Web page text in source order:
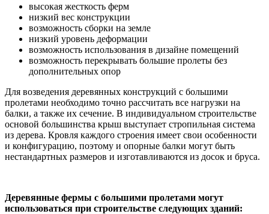
высокая жесткость ферм
низкий вес конструкции
возможность сборки на земле
низкий уровень деформации
возможность использования в дизайне помещений
возможность перекрывать большие пролеты без
дополнительных опор
Для возведения деревянных конструкций с большими
пролетами необходимо точно рассчитать все нагрузки на
балки, а также их сечение. В индивидуальном строительстве
основой большинства крыш выступает стропильная система
из дерева. Кровля каждого строения имеет свои особенности
и конфигурацию, поэтому и опорные балки могут быть
нестандартных размеров и изготавливаются из досок и бруса.
Деревянные фермы с большими пролетами могут
использоваться при строительстве следующих зданий: